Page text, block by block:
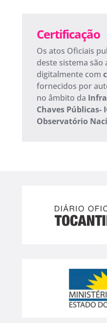
Certificação
Os atos Oficiais
deste sistema são
digitalmente com
fornecidos por
no âmbito da
Chaves Públicas-
Observatório